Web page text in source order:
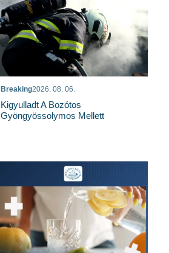
Breaking2026. 08. 06.
Kigyulladt A Bozótos
Gyöngyössolymos Mellett